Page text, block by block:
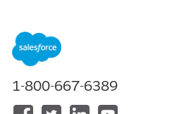
Tilgjengelig i
Sciences Cloud
Installere datasettet
Installer datasettpakkene som er
1-800-667-6389